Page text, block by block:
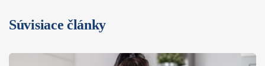
Súvisiace články